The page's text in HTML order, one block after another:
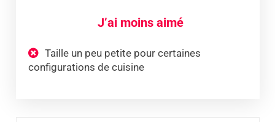
J’ai moins aimé
Taille un peu petite pour certaines
configurations de cuisine